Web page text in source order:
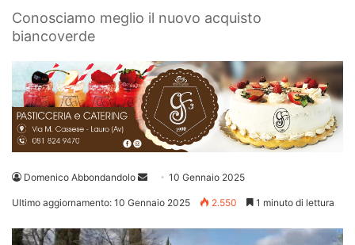
Conosciamo meglio il nuovo acquisto
biancoverde
Domenico Abbondandolo
Invia 10 Gennaio 2025
Ultimo aggiornamento: 10 Gennaio 2025 2.550 1 minuto di lettura